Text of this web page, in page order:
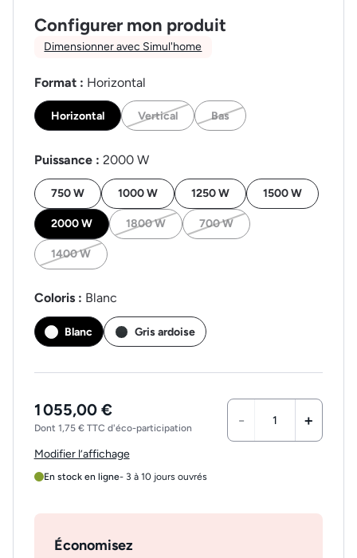
Configurer mon produit
Dimensionner avec Simul'home
Format : Horizontal
Horizontal Vertical Bas
Puissance : 2000 W
750 W 1000 W 1250 W 1500 W
2000 W 1800 W 700 W
1400 W
Coloris : Blanc
Blanc Gris ardoise
1 055,00 €
Dont 1,75 € TTC d'éco-participation - +
Modifier l’affichage
En stock en ligne- 3 à 10 jours ouvrés
Économisez